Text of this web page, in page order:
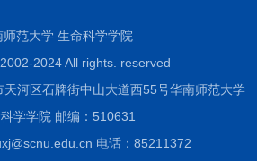
师范大学 生命科学学院
2024 All rights. reserved
河区石牌街中山大道西55号华南师范大学
学学院 邮编：510631
电话：85211372